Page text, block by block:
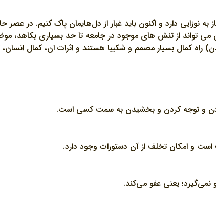
دارد و اکنون بايد غبار از دل‌هايمان پاک کنيم. در
مي تواند از تنش هاي موجود در جامعه تا حد بسياري
راه کمال بسيار مصمم و شکيبا هستند و اثرات ان، کمال
و توجه کردن و بخشيدن به سمت کسي است.
و امکان تخلف از آن دستورات وجود دارد.
نمي‌گيرد؛ يعني عفو مي‌کند.